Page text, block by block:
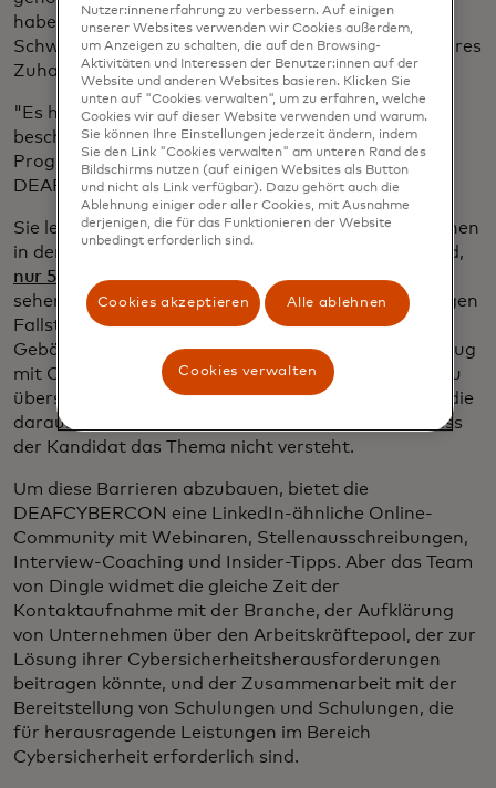
haben, Arbeit zu finden. Dingle hat zwei gehörlose
Schwestern, so dass der Kommentar in der Nähe ihres
Zuhauses einschlug.
"Es hat mich so wütend gemacht, dass ich
beschlossen habe, den Schwerpunkt meines
Programms zu ändern", sagt Dingle. "Ich habe es in
DEAFCYBERCON umbenannt."
Sie lernte schnell, dass von den 11 Millionen Menschen
in den USA, die gehörlos oder sehr schwerhörig sind,
nur 54 % erwerbstätig sind
. Gehörlose Bewerber
sehen sich bei Vorstellungsgesprächen mit gewaltigen
Fallstricken konfrontiert – fehlerhafte Untertitel,
Gebärdensprachdolmetscher, die sich nicht gut genug
mit Computerterminologie auskennen, um genau zu
übersetzen, Interviewer, die davon ausgehen, dass die
daraus resultierende Unbeholfenheit bedeutet, dass
der Kandidat das Thema nicht versteht.
Um diese Barrieren abzubauen, bietet die
DEAFCYBERCON eine LinkedIn-ähnliche Online-
Community mit Webinaren, Stellenausschreibungen,
Interview-Coaching und Insider-Tipps. Aber das Team
von Dingle widmet die gleiche Zeit der
Kontaktaufnahme mit der Branche, der Aufklärung
von Unternehmen über den Arbeitskräftepool, der zur
Lösung ihrer Cybersicherheitsherausforderungen
beitragen könnte, und der Zusammenarbeit mit der
Bereitstellung von Schulungen und Schulungen, die
für herausragende Leistungen im Bereich
Cybersicherheit erforderlich sind.
Nutzer:innenerfahrung zu verbessern. Auf einigen
unserer Websites verwenden wir Cookies außerdem,
um Anzeigen zu schalten, die auf den Browsing-
Aktivitäten und Interessen der Benutzer:innen auf der
Website und anderen Websites basieren. Klicken Sie
unten auf "Cookies verwalten", um zu erfahren, welche
Cookies wir auf dieser Website verwenden und warum.
Sie können Ihre Einstellungen jederzeit ändern, indem
Sie den Link "Cookies verwalten" am unteren Rand des
Bildschirms nutzen (auf einigen Websites als Button
und nicht als Link verfügbar). Dazu gehört auch die
Ablehnung einiger oder aller Cookies, mit Ausnahme
derjenigen, die für das Funktionieren der Website
unbedingt erforderlich sind.
Cookies akzeptieren Alle ablehnen
Cookies verwalten